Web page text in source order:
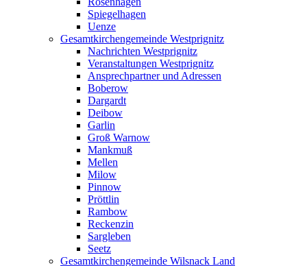
Spiegelhagen
Uenze
Gesamtkirchengemeinde Westprignitz
Nachrichten Westprignitz
Veranstaltungen Westprignitz
Ansprechpartner und Adressen
Boberow
Dargardt
Deibow
Garlin
Groß Warnow
Mankmuß
Mellen
Milow
Pinnow
Pröttlin
Rambow
Reckenzin
Sargleben
Seetz
Gesamtkirchengemeinde Wilsnack Land